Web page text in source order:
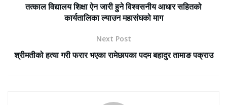
तत्काल विद्यालय शिक्षा ऐन जारी हुने विश्वसनीय आधार सहितको
कार्यतालिका ल्याउन महासंघको माग
Next Post
श्रीमतीको हत्या गरी फरार भएका रामेछापका पदम बहादुर तामाङ पक्राउ